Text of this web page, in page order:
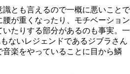
とも言えるので一概に悪いことで
が重くなったり、モチベーション
たりする部分があるのも事実。一
ないレジェンドであるジブラさん
楽をやっていることに目から鱗